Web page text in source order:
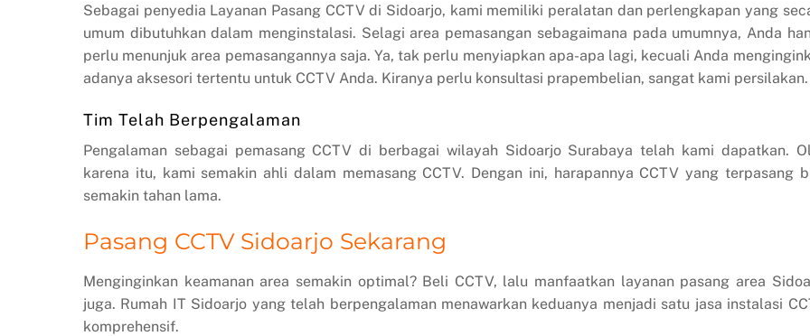
Sebagai penyedia Layanan Pasang CCTV di Sidoarjo, kami memiliki peralatan dan perlengkapan yang
umum dibutuhkan dalam menginstalasi. Selagi area pemasangan sebagaimana pada umumnya, Anda
perlu menunjuk area pemasangannya saja. Ya, tak perlu menyiapkan apa-apa lagi, kecuali Anda
adanya aksesori tertentu untuk CCTV Anda. Kiranya perlu konsultasi prapembelian, sangat kami persilakan.
Tim Telah Berpengalaman
Pengalaman sebagai pemasang CCTV di berbagai wilayah Sidoarjo Surabaya telah kami dapatkan.
karena itu, kami semakin ahli dalam memasang CCTV. Dengan ini, harapannya CCTV yang terpasang
semakin tahan lama.
Pasang CCTV Sidoarjo Sekarang
Menginginkan keamanan area semakin optimal? Beli CCTV, lalu manfaatkan layanan pasang area
juga. Rumah IT Sidoarjo yang telah berpengalaman menawarkan keduanya menjadi satu jasa instalasi
komprehensif.